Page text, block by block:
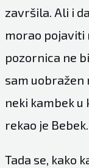
završila. Ali i
morao pojaviti
pozornica ne
sam uobražen
neki kambek u
rekao je Bebek.
Tada se, kako